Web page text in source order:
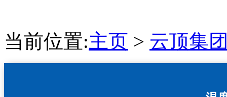
当前位置:主页 > 云顶集